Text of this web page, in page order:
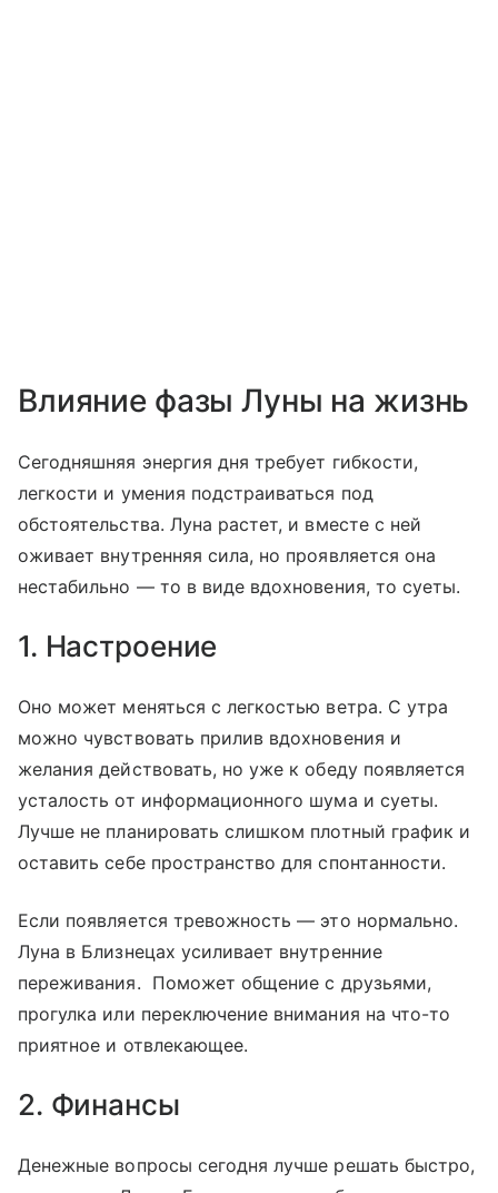
Влияние фазы Луны на жизнь
Сегодняшняя энергия дня требует гибкости,
легкости и умения подстраиваться под
обстоятельства. Луна растет, и вместе с ней
оживает внутренняя сила, но проявляется она
нестабильно — то в виде вдохновения, то суеты.
1. Настроение
Оно может меняться с легкостью ветра. С утра
можно чувствовать прилив вдохновения и
желания действовать, но уже к обеду появляется
усталость от информационного шума и суеты.
Лучше не планировать слишком плотный график и
оставить себе пространство для спонтанности.
Если появляется тревожность — это нормально.
Луна в Близнецах усиливает внутренние
переживания. Поможет общение с друзьями,
прогулка или переключение внимания на что-то
приятное и отвлекающее.
2. Финансы
Денежные вопросы сегодня лучше решать быстро,